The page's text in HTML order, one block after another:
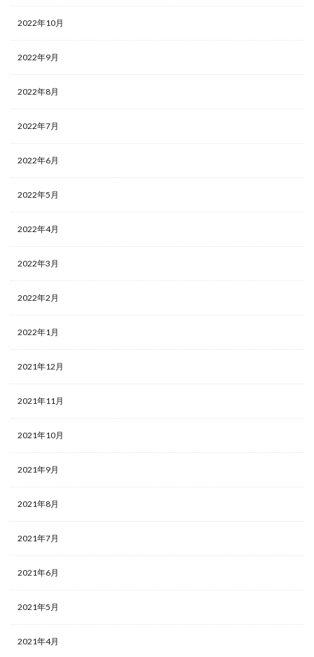
2022年10月
2022年9月
2022年8月
2022年7月
2022年6月
2022年5月
2022年4月
2022年3月
2022年2月
2022年1月
2021年12月
2021年11月
2021年10月
2021年9月
2021年8月
2021年7月
2021年6月
2021年5月
2021年4月